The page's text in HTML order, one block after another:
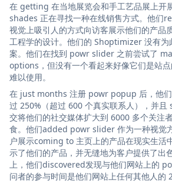
在 getting 在当地展览会和手工艺品展上开
shades 正在寻找一种在线销售方式。他
视觉上吸引人的方式向访客展示他们的产品
工程学的设计。他们的 Shoptimizer 没有为
案。他们在找到 powr slider 之前尝试了
options，但没有一个看起来好像它们是站
难以使用。
在 just months 注册 powr popup 后，他
过 250%（超过 600 个真实联系人），并
交将他们的社交媒体扩大到 6000 多个关注
食。他们added powr slider 作为一种视觉
户展示coming to 主页上的产品在现实生活
示了他们的产品，并无缝地为客户提供了出
上，他们discovered发现与他们网站上的
问者的参与时间是他们网站上任何其他人的